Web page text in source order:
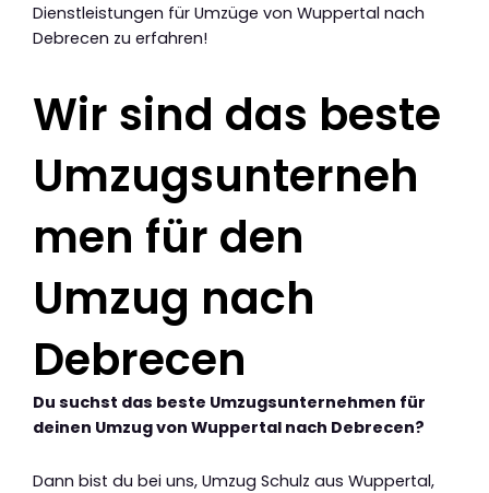
Dienstleistungen für Umzüge von Wuppertal nach
Debrecen zu erfahren!
Wir sind das beste
Umzugsunterneh
men für den
Umzug nach
Debrecen
Du suchst das beste Umzugsunternehmen für
deinen Umzug von Wuppertal nach Debrecen?
Dann bist du bei uns, Umzug Schulz aus Wuppertal,